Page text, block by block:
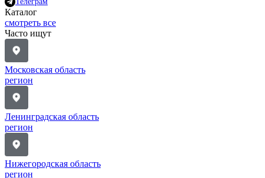
Каталог
смотреть все
Часто ищут
Московская область
регион
Ленинградская область
регион
Нижегородская область
регион